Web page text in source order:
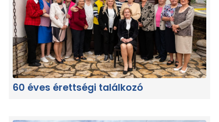
60 éves érettségi találkozó